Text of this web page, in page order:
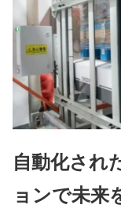
自動化され
ョンで未来